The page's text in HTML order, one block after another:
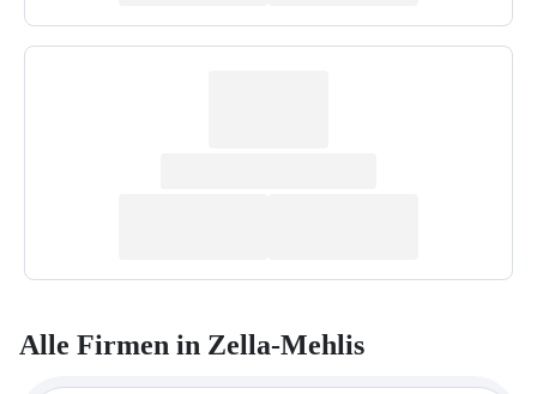
Alle Firmen in Zella-Mehlis